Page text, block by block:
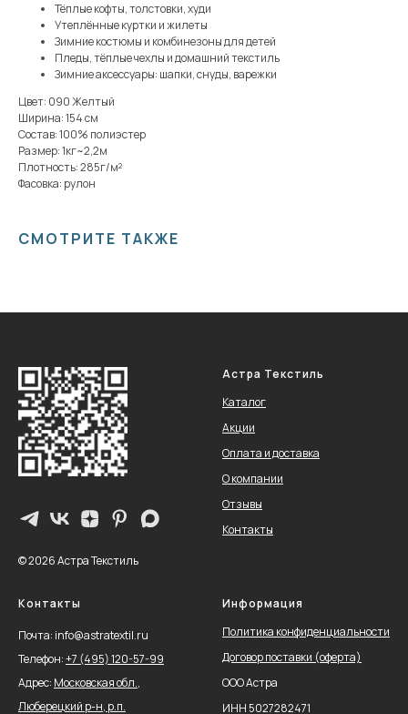
Тёплые кофты, толстовки, худи
Утеплённые куртки и жилеты
Зимние костюмы и комбинезоны для детей
Пледы, тёплые чехлы и домашний текстиль
Зимние аксессуары: шапки, снуды, варежки
Цвет: 090 Желтый
Ширина: 154 см
Состав: 100% полиэстер
Размер: 1кг~2,2м
Плотность: 285г/м²
Фасовка: рулон
СМОТРИТЕ ТАКЖЕ
© 2026 Астра Текстиль
Астра Текстиль
Каталог
Акции
Оплата и доставка
О компании
Отзывы
Контакты
Контакты
Почта: info@astratextil.ru
Телефон:+7 (495) 120-57-99
Адрес: Московская обл.,
Люберецкий р-н, р.п.
Информация
Политика конфиденциальности
Договор поставки (оферта)
ООО Астра
ИНН 5027282471